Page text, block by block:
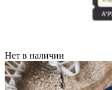
Нет в наличии